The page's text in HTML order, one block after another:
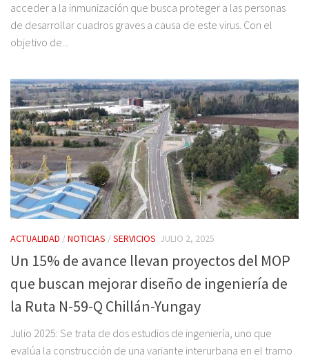
acceder a la inmunización que busca proteger a las personas
de desarrollar cuadros graves a causa de este virus. Con el
objetivo de...
ACTUALIDAD /NOTICIAS /SERVICIOS JULIO 2, 2025
Un 15% de avance llevan proyectos del MOP
que buscan mejorar diseño de ingeniería de
la Ruta N-59-Q Chillán-Yungay
Julio 2025: Se trata de dos estudios de ingeniería, uno que
evalúa la construcción de una variante interurbana en el tramo